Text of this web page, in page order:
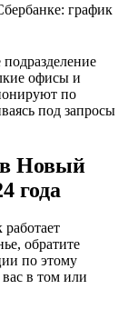
график
офисы и
по
под запросы
Новый
года
обратите
по этому
в том или